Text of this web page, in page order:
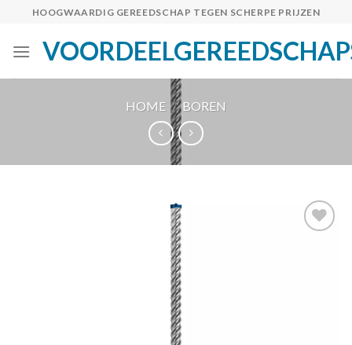
content
HOOGWAARDIG GEREEDSCHAP TEGEN SCHERPE PRIJZEN
HOME / BOREN